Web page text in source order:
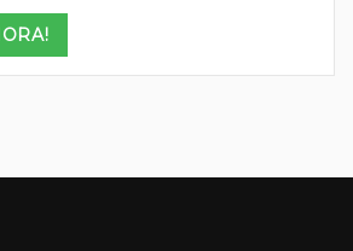
$6,299
through
$9,099